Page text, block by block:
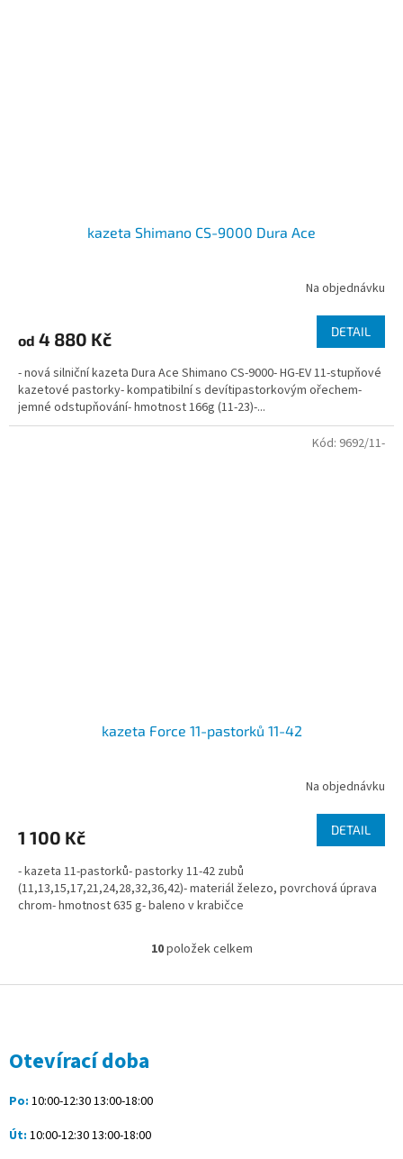
kazeta Shimano CS-9000 Dura Ace
Na objednávku
od 4 880 Kč DETAIL
- nová silniční kazeta Dura Ace Shimano CS-9000- HG-EV 11-stupňové
kazetové pastorky- kompatibilní s devítipastorkovým ořechem-
jemné odstupňování- hmotnost 166g (11-23)-...
kazeta Force 11-pastorků 11-42
Na objednávku
1 100 Kč DETAIL
- kazeta 11-pastorků- pastorky 11-42 zubů
(11,13,15,17,21,24,28,32,36,42)- materiál železo, povrchová úprava
chrom- hmotnost 635 g- baleno v krabičce
Kód: 9692/11-
O
l
10položek celkem
Otevírací doba
Po: 10:00-12:30 13:00-18:00
Út: 10:00-12:30 13:00-18:00